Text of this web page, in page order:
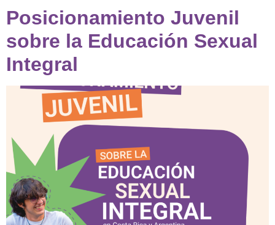
Posicionamiento Juvenil
sobre la Educación Sexual
Integral